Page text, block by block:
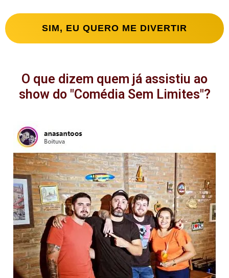
SIM, EU QUERO ME DIVERTIR
O que dizem quem já assistiu ao
show do "Comédia Sem Limites"?